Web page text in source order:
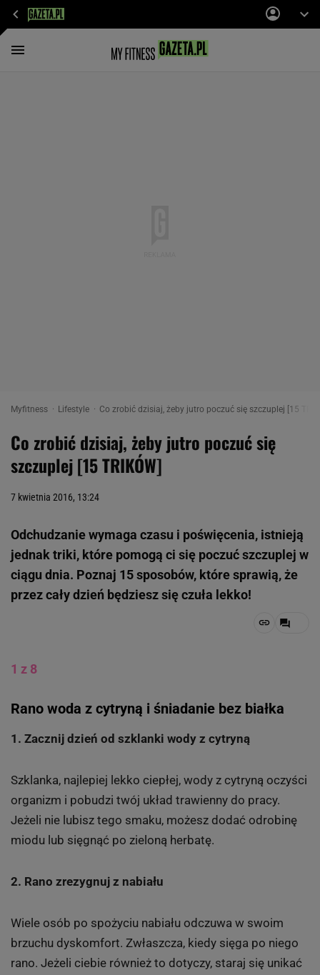
Myfitness Lifestyle Co zrobić dzisiaj, żeby jutro poczuć się szczuplej [15
Co zrobić dzisiaj, żeby jutro poczuć się
szczuplej [15 TRIKÓW]
7 kwietnia 2016, 13:24
Odchudzanie wymaga czasu i poświęcenia, istnieją
jednak triki, które pomogą ci się poczuć szczuplej w
ciągu dnia. Poznaj 15 sposobów, które sprawią, że
przez cały dzień będziesz się czuła lekko!
1 z 8
Rano woda z cytryną i śniadanie bez białka
1. Zacznij dzień od szklanki wody z cytryną
Szklanka, najlepiej lekko ciepłej, wody z cytryną oczyści
organizm i pobudzi twój układ trawienny do pracy.
Jeżeli nie lubisz tego smaku, możesz dodać odrobinę
miodu lub sięgnąć po zieloną herbatę.
2. Rano zrezygnuj z nabiału
Wiele osób po spożyciu nabiału odczuwa w swoim
brzuchu dyskomfort. Zwłaszcza, kiedy sięga po niego
rano. Jeżeli ciebie również to dotyczy, staraj się unikać